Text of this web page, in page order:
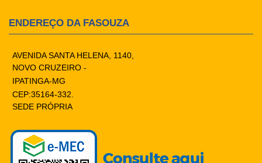
ENDEREÇO DA FASOUZA
AVENIDA SANTA HELENA, 1140,
NOVO CRUZEIRO -
IPATINGA-MG
CEP:35164-332.
SEDE PRÓPRIA